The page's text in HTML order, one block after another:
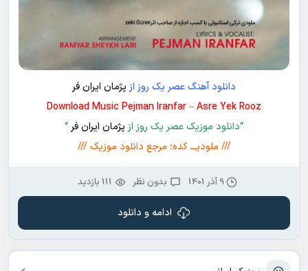
دانلود آهنگ عصر یک روز از پژمان ایران فر
Download Music Pejman Iranfar – Asre Yek Rooz
“دانلود موزیک عصر یک روز از پژمان ایران فر “
/// ملودیـــ کده؛ مرجع دانلود موزیک ///
9 آذر 1401 بدون نظر 111 بازدید
ادامه و دانلود